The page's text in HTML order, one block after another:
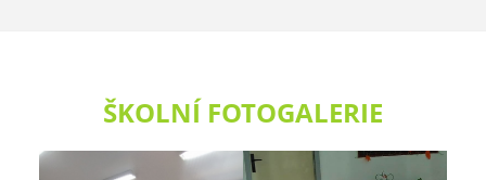
ŠKOLNÍ FOTOGALERIE